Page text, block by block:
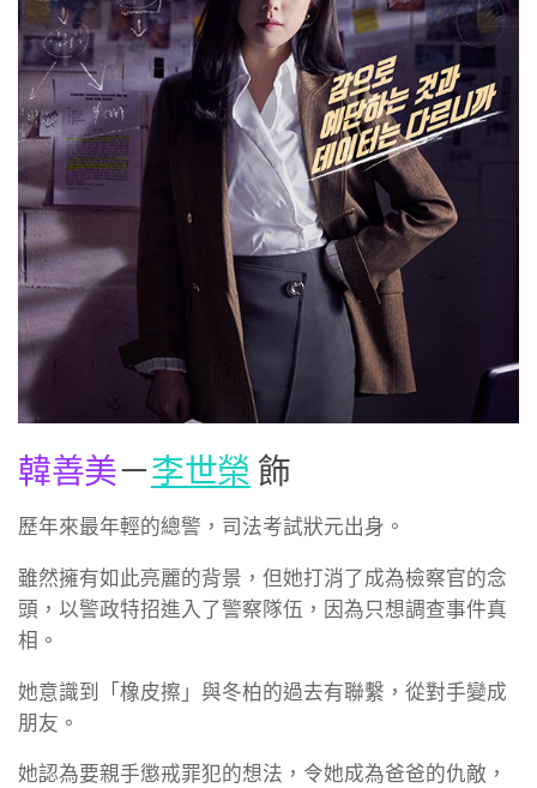
韓善美－李世榮 飾
歷年來最年輕的總警，司法考試狀元出身。
雖然擁有如此亮麗的背景，但她打消了成為檢察官的念
頭，以警政特招進入了警察隊伍，因為只想調查事件真
相。
她意識到「橡皮擦」與冬柏的過去有聯繫，從對手變成
朋友。
她認為要親手懲戒罪犯的想法，令她成為爸爸的仇敵，